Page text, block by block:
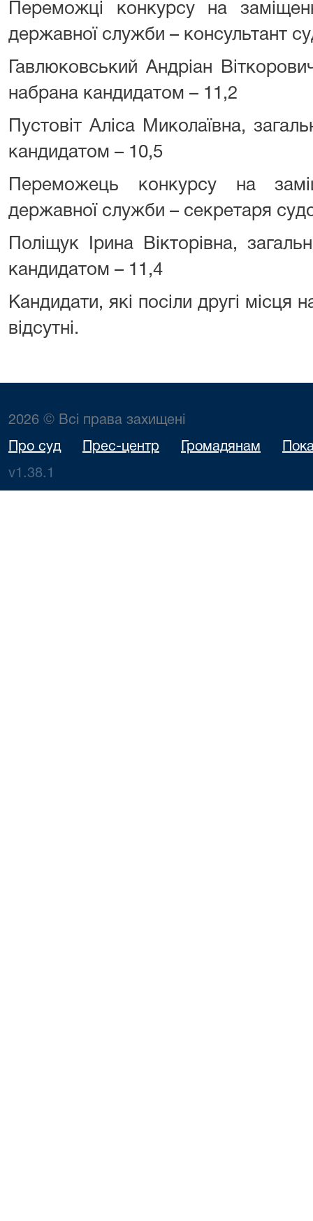
Переможці конкурсу на
державної служби – консультант
Гавлюковський Андріан
набрана кандидатом – 11,2
Пустовіт Аліса Миколаївна,
кандидатом – 10,5
Переможець конкурсу на
державної служби – секретаря
Поліщук Ірина Вікторівна,
кандидатом – 11,4
Кандидати, які посіли другі місця
відсутні.
2026 © Всі права захищені
Про суд Прес-центр Громадянам
v1.38.1